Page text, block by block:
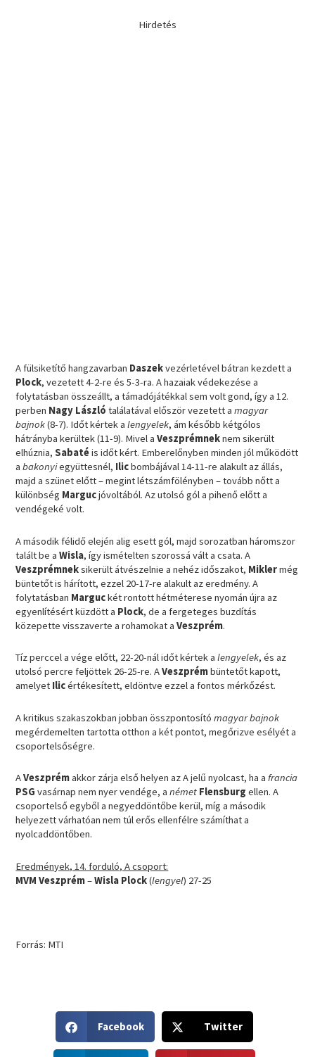
Hirdetés
A fülsiketítő hangzavarban Daszekvezérletével bátran kezdett a
Plock, vezetett 4-2-re és 5-3-ra. A hazaiak védekezése a
folytatásban összeállt, a támadójátékkal sem volt gond, így a 12.
perben Nagy László találatával először vezetett amagyar
bajnok(8-7). Időt kértek a lengyelek, ám később kétgólos
hátrányba kerültek (11-9). Mivel aVeszprémneknem sikerült
elhúznia,Sabatéis időt kért. Emberelőnyben minden jól működött
abakonyiegyüttesnél, Ilicbombájával 14-11-re alakult az állás,
majd a szünet előtt – megint létszámfölényben – tovább nőtt a
különbség Margucjóvoltából. Az utolsó gól a pihenő előtt a
vendégeké volt.
A második félidő elején alig esett gól, majd sorozatban háromszor
talált be aWisla, így ismételten szorossá vált a csata. A
Veszprémneksikerült átvészelnie a nehéz időszakot, Miklermég
büntetőt is hárított, ezzel 20-17-re alakult az eredmény. A
folytatásban Marguckét rontott hétméterese nyomán újra az
egyenlítésért küzdött a Plock, de a fergeteges buzdítás
közepette visszaverte a rohamokat aVeszprém.
Tíz perccel a vége előtt, 22-20-nál időt kértek a lengyelek, és az
utolsó percre feljöttek 26-25-re. AVeszprémbüntetőt kapott,
amelyet Ilicértékesített, eldöntve ezzel a fontos mérkőzést.
A kritikus szakaszokban jobban összpontosítómagyar bajnok
megérdemelten tartotta otthon a két pontot, megőrizve esélyét a
csoportelsőségre.
AVeszprémakkor zárja első helyen az A jelű nyolcast, ha afrancia
PSG vasárnap nem nyer vendége, anémet Flensburg ellen. A
csoportelső egyből a negyeddöntőbe kerül, míg a második
helyezett várhatóan nem túl erős ellenfélre számíthat a
nyolcaddöntőben.
Eredmények, 14. forduló, A csoport:
MVM Veszprém–Wisla Plock(lengyel) 27-25
Forrás: MTI
h
Facebook
h
Twitter